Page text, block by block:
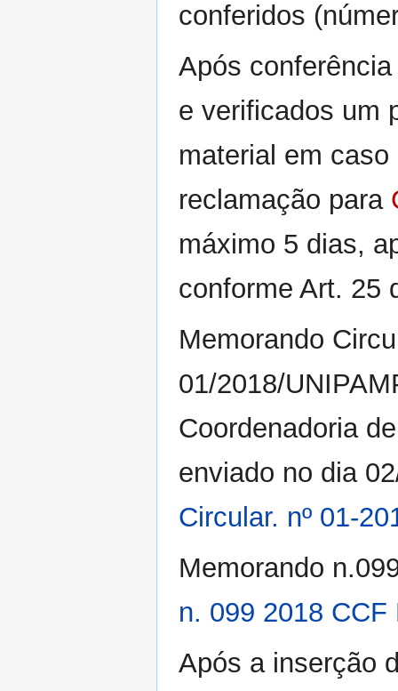
conferidos
Após
e verificados um
material em
reclamação para
máximo 5 dias,
conforme Art. 25
Memorando
01/2018/
Coordenadoria
enviado no dia
Circular. nº 01-
Memorando
n. 099 2018 CCF
Após a inserção